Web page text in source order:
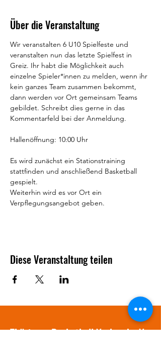
Über die Veranstaltung
Wir veranstalten 6 U10 Spielfeste und
veranstalten nun das letzte Spielfest in
Greiz. Ihr habt die Möglichkeit auch
einzelne Spieler*innen zu melden, wenn ihr
kein ganzes Team zusammen bekommt,
dann werden vor Ort gemeinsam Teams
gebildet. Schreibt dies gerne in das
Kommentarfeld bei der Anmeldung.
Hallenöffnung: 10:00 Uhr
Es wird zunächst ein Stationstraining
stattfinden und anschließend Basketball
gespielt.
Weiterhin wird es vor Ort ein
Verpflegungsangebot geben.
Diese Veranstaltung teilen
Thüringer Basketball Verband e.V.